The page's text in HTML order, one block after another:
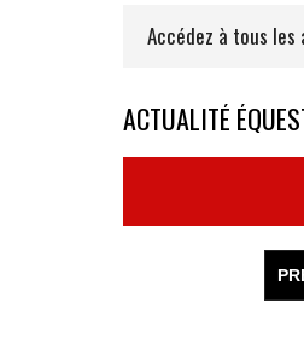
Accédez à tous
ACTUALITÉ